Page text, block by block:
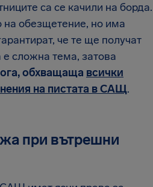
са се качили на борда.
на обезщетение, но има
че те ще получат
сложна тема, затова
обхващаща всички
на пистата в САЩ.
при вътрешни